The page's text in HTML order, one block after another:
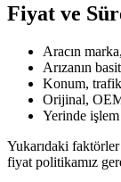
Fiyat ve
Aracın
Arızanın
Konum,
Orijinal,
Yerinde işlem
Yukarıdaki
fiyat politikamız